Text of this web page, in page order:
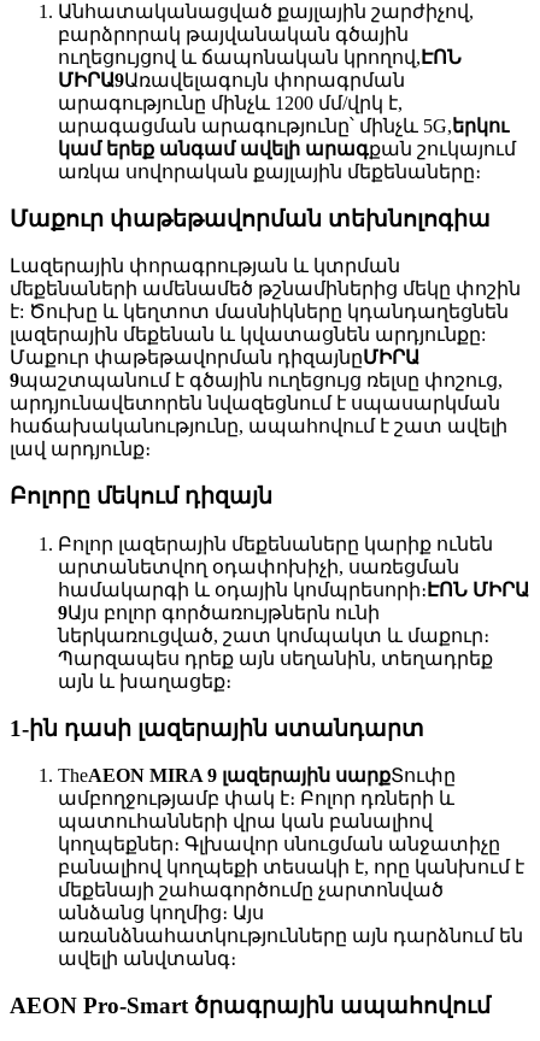
Անհատականացված քայլային շարժիչով,
բարձրորակ թայվանական գծային
ուղեցույցով և ճապոնական կրողով, ԷՈՆ
ՄԻՐԱ9Առավելագույն փորագրման
արագությունը մինչև 1200 մմ/վրկ է,
արագացման արագությունը՝ մինչև 5G,երկու
կամ երեք անգամ ավելի արագքան շուկայում
առկա սովորական քայլային մեքենաները։
Մաքուր փաթեթավորման տեխնոլոգիա
Լազերային փորագրության և կտրման
մեքենաների ամենամեծ թշնամիներից մեկը փոշին
է: Ծուխը և կեղտոտ մասնիկները կդանդաղեցնեն
լազերային մեքենան և կվատացնեն արդյունքը:
Մաքուր փաթեթավորման դիզայնըՄԻՐԱ
9պաշտպանում է գծային ուղեցույց ռելսը փոշուց,
արդյունավետորեն նվազեցնում է սպասարկման
հաճախականությունը, ապահովում է շատ ավելի
լավ արդյունք։
Բոլորը մեկում դիզայն
Բոլոր լազերային մեքենաները կարիք ունեն
արտանետվող օդափոխիչի, սառեցման
համակարգի և օդային կոմպրեսորի։ ԷՈՆ ՄԻՐԱ
9Այս բոլոր գործառույթներն ունի
ներկառուցված, շատ կոմպակտ և մաքուր։
Պարզապես դրեք այն սեղանին, տեղադրեք
այն և խաղացեք։
1-ին դասի լազերային ստանդարտ
TheAEON MIRA 9 լազերային սարքՏուփը
ամբողջությամբ փակ է։ Բոլոր դռների և
պատուհանների վրա կան բանալիով
կողպեքներ։ Գլխավոր սնուցման անջատիչը
բանալիով կողպեքի տեսակի է, որը կանխում է
մեքենայի շահագործումը չարտոնված
անձանց կողմից։ Այս
առանձնահատկությունները այն դարձնում են
ավելի անվտանգ։
AEON Pro-Smart ծրագրային ապահովում